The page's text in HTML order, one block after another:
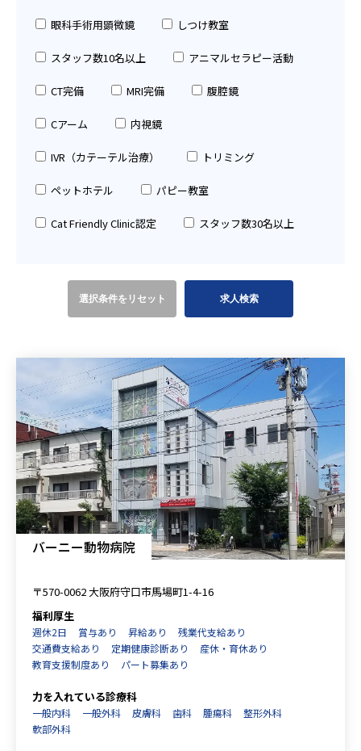
眼科手術用顕微鏡 しつけ教室
スタッフ数10名以上 アニマルセラピー活動
CT完備 MRI完備 腹腔鏡
Cアーム 内視鏡
IVR（カテーテル治療） トリミング
ペットホテル パピー教室
Cat Friendly Clinic認定 スタッフ数30名以上
選択条件をリセット
バーニー動物病院
〒570-0062 大阪府守口市馬場町1-4-16
福利厚生
週休2日 賞与あり 昇給あり
残業代支給あり
交通費支給あり
定期健康診断あり
産休・育休あり
教育支援制度あり
パート募集あり
力を入れている診療科
一般内科 一般外科 皮膚科 歯科 腫瘍科
整形外科
軟部外科